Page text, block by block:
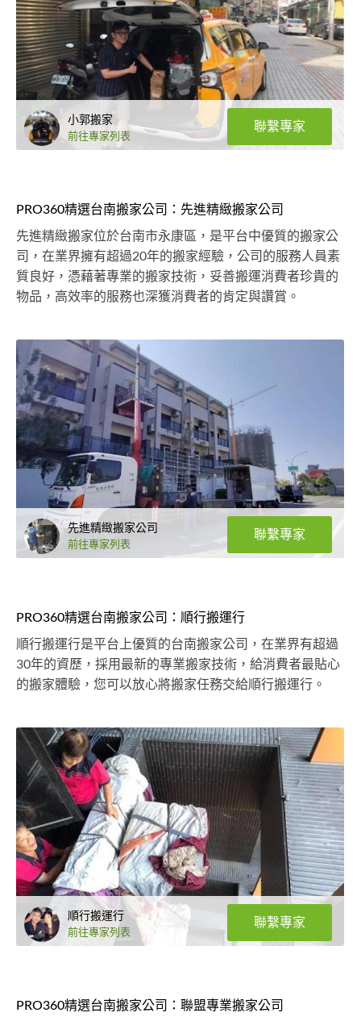
小郭搬家
前往專家列表
聯繫專家
PRO360精選台南搬家公司：先進精緻搬家公司
先進精緻搬家位於台南市永康區，是平台中優質的搬家公
司，在業界擁有超過20年的搬家經驗，公司的服務人員素
質良好，憑藉著專業的搬家技術，妥善搬運消費者珍貴的
物品，高效率的服務也深獲消費者的肯定與讚賞。
先進精緻搬家公司
前往專家列表
聯繫專家
PRO360精選台南搬家公司：順行搬運行
順行搬運行是平台上優質的台南搬家公司，在業界有超過
30年的資歷，採用最新的專業搬家技術，給消費者最貼心
的搬家體驗，您可以放心將搬家任務交給順行搬運行。
順行搬運行
前往專家列表
聯繫專家
PRO360精選台南搬家公司：聯盟專業搬家公司